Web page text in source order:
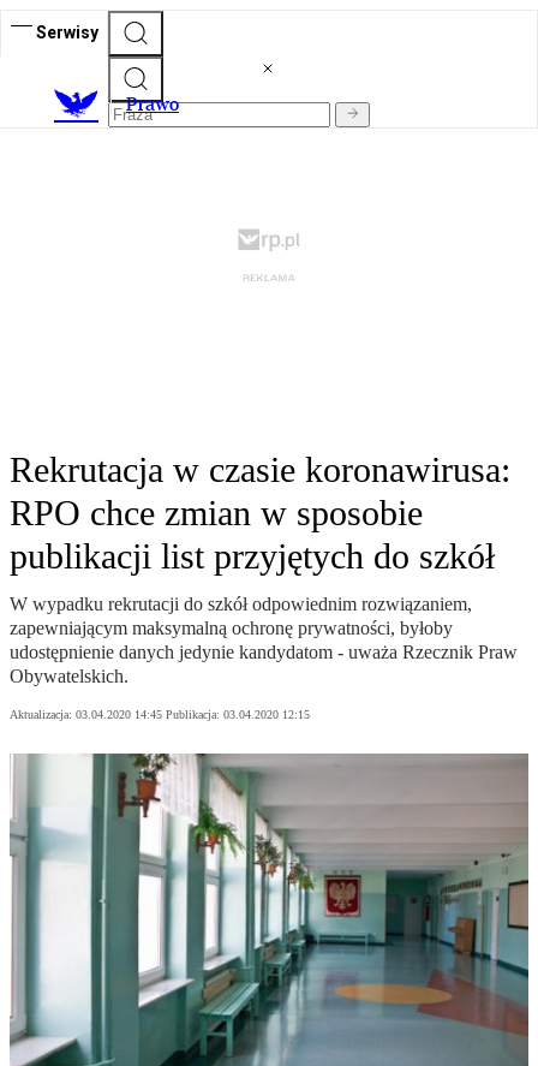
Serwisy
Prawo
Rekrutacja w czasie koronawirusa:
RPO chce zmian w sposobie
publikacji list przyjętych do szkół
W wypadku rekrutacji do szkół odpowiednim rozwiązaniem,
zapewniającym maksymalną ochronę prywatności, byłoby
udostępnienie danych jedynie kandydatom - uważa Rzecznik Praw
Obywatelskich.
Aktualizacja: 03.04.2020 14:45 Publikacja: 03.04.2020 12:15